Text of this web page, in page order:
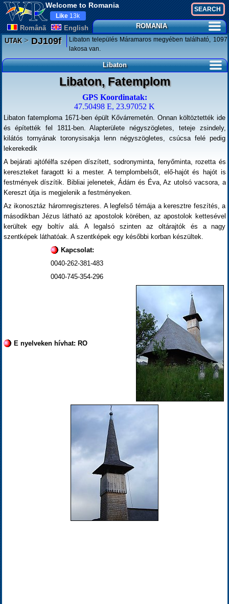
Welcome to Romania
Românã English
Like 13k
ROMANIA
UTAK>DJ109f
Libaton település Máramaros megyében található, 1097
lakosa van.
Libaton
Libaton, Fatemplom
GPS Koordinatak:
47.50498 E, 23.97052 K
Libaton fatemploma 1671-ben épült Kővárremetén. Onnan költöztették ide
és építették fel 1811-ben. Alapterülete négyszögletes, teteje zsindely,
kilátós tornyának toronysisakja lenn négyszögletes, csúcsa felé pedig
lekerekedik
A bejárati ajtófélfa szépen díszített, sodronyminta, fenyőminta, rozetta és
kereszteket faragott ki a mester. A templombelsőt, elő-hajót és hajót is
festmények díszítik. Bibliai jelenetek, Ádám és Éva, Az utolsó vacsora, a
Kereszt útja is megjelenik a festményeken.
Az ikonosztáz háromregiszteres. A legfelső témája a keresztre feszítés, a
másodikban Jézus látható az apostolok körében, az apostolok kettesével
kerültek egy boltív alá. A legalsó szinten az oltárajtók és a nagy
szentképek láthatóak. A szentképek egy későbbi korban készültek.
Kapcsolat:
0040-262-381-483
0040-745-354-296
E nyelveken hívhat: RO